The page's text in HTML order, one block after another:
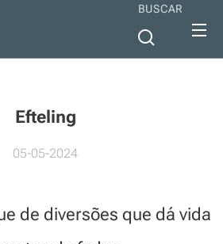
BUSCAR
Efteling
05-05-2024
de diversões que dá vida